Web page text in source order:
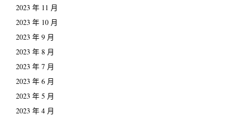
2023 年 11 月
2023 年 10 月
2023 年 9 月
2023 年 8 月
2023 年 7 月
2023 年 6 月
2023 年 5 月
2023 年 4 月